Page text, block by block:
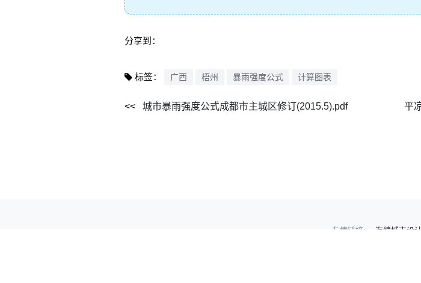
分享到：
标签： 广西 梧州 暴雨强度公式 计算图表
城市暴雨强度公式成都市主城区修订(2015.5).pdf
友情链接: 海绵城市设计